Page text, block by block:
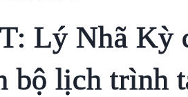
Lý Nhã Kỳ
bộ lịch trình